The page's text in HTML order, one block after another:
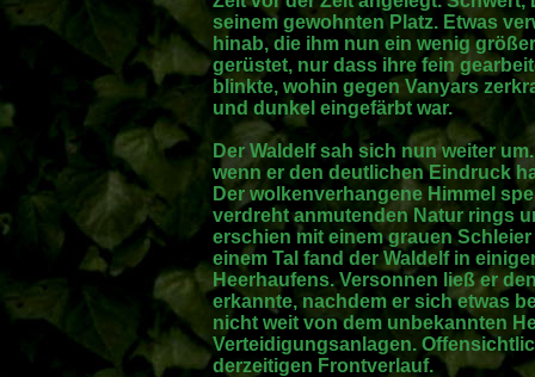
seinem gewohnten Platz. Etwas
hinab, die ihm nun ein wenig
gerüstet, nur dass ihre fein
blinkte, wohin gegen Vanyars
und dunkel eingefärbt war.
Der Waldelf sah sich nun weiter
wenn er den deutlichen Eindruck
Der wolkenverhangene Himmel
verdreht anmutenden Natur rings
erschien mit einem grauen
einem Tal fand der Waldelf in
Heerhaufens. Versonnen ließ er
erkannte, nachdem er sich etwas
nicht weit von dem unbekannten
Verteidigungsanlagen.
derzeitigen Frontverlauf.